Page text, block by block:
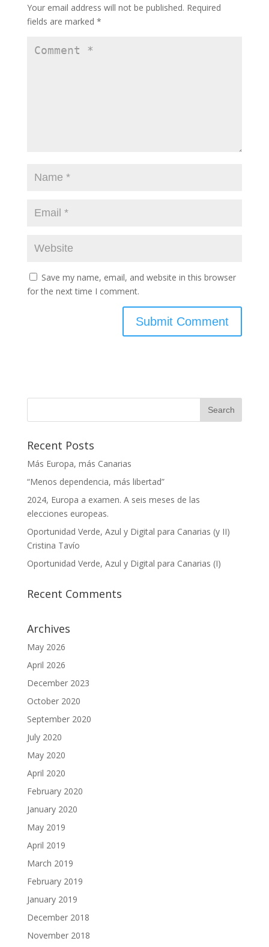
Your email address will not be published. Required
fields are marked *
Save my name, email, and website in this browser
for the next time I comment.
Recent Posts
Más Europa, más Canarias
“Menos dependencia, más libertad”
2024, Europa a examen. A seis meses de las
elecciones europeas.
Oportunidad Verde, Azul y Digital para Canarias (y II)
Cristina Tavío
Oportunidad Verde, Azul y Digital para Canarias (I)
Recent Comments
Archives
May 2026
April 2026
December 2023
October 2020
September 2020
July 2020
May 2020
April 2020
February 2020
January 2020
May 2019
April 2019
March 2019
February 2019
January 2019
December 2018
November 2018